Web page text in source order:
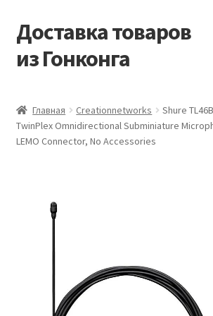
Перейти
к
навигации
Перейти
к
содержимому
Доставка товаров
из Гонконга
Контакты
Мой аккаунт
Оптовый склад
Главная Creationnetworks
Shure
TwinPlex Omnidirectional Subminiature
LEMO Connector, No Accessories